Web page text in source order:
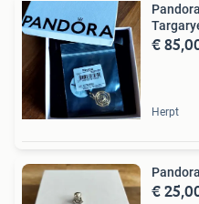
€
Herpt
€